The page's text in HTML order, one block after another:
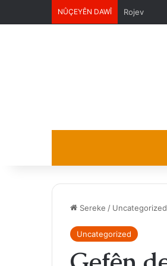
NÛÇEYÊN DAWÎ Jin û Jiyan
Sereke / Uncategorized
Uncategorized